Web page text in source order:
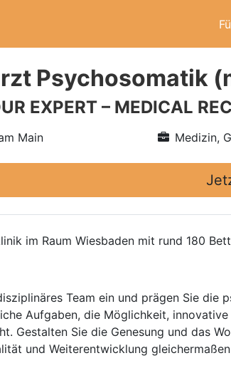
Psychosomatik
EXPERT – MEDICAL
Main Medizin,
im Raum Wiesbaden mit rund 180
Team ein und prägen Sie
Aufgaben, die Möglichkeit,
Gestalten Sie die Genesung und das
und Weiterentwicklung